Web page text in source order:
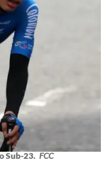
Sub-23. FCC